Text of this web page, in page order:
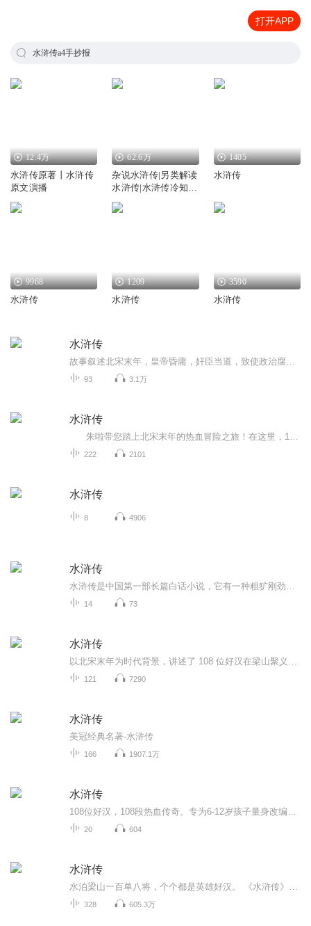
打开APP
水浒传a4手抄报
12.4万
水浒传原著丨水浒传
原文演播
62.6万
杂说水浒传|另类解读
水浒传|水浒传冷知
识|水浒智慧
1405
水浒传
9968
水浒传
1209
水浒传
3590
水浒传
水浒传
93 3.1万
水浒传
222 2101
水浒传
8 4906
水浒传
14 73
水浒传
121 7290
水浒传
美冠经典名著-水浒传
166 1907.1万
水浒传
20 604
水浒传
328 605.3万